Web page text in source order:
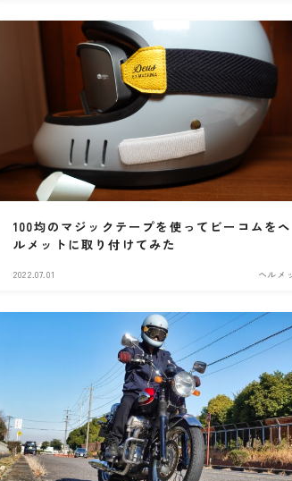
100均のマジックテープを使ってビーコムをヘ
ルメットに取り付けてみた
2022.07.01 ヘルメ